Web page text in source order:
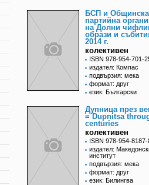
БСП и
партийна
на Долни
образи и
2014 г.
колективен
ISBN 978-954-701-
издател: Компас
подвързия: мека
формат: друг
език: Български
Дупница през
= Dupnitsa
centuries
колективен
ISBN 978-954-
издател:
институт
подвързия: мека
формат: друг
език: Билингва